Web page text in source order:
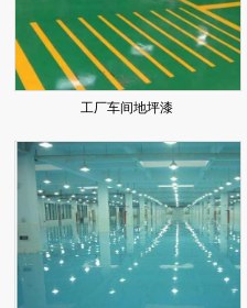
工厂车间地坪漆